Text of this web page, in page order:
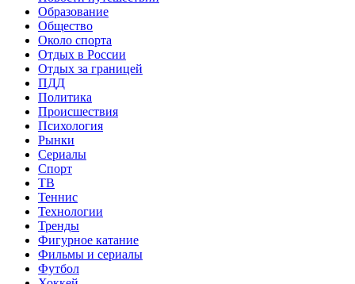
Образование
Общество
Около спорта
Отдых в России
Отдых за границей
ПДД
Политика
Происшествия
Психология
Рынки
Сериалы
Спорт
ТВ
Теннис
Технологии
Тренды
Фигурное катание
Фильмы и сериалы
Футбол